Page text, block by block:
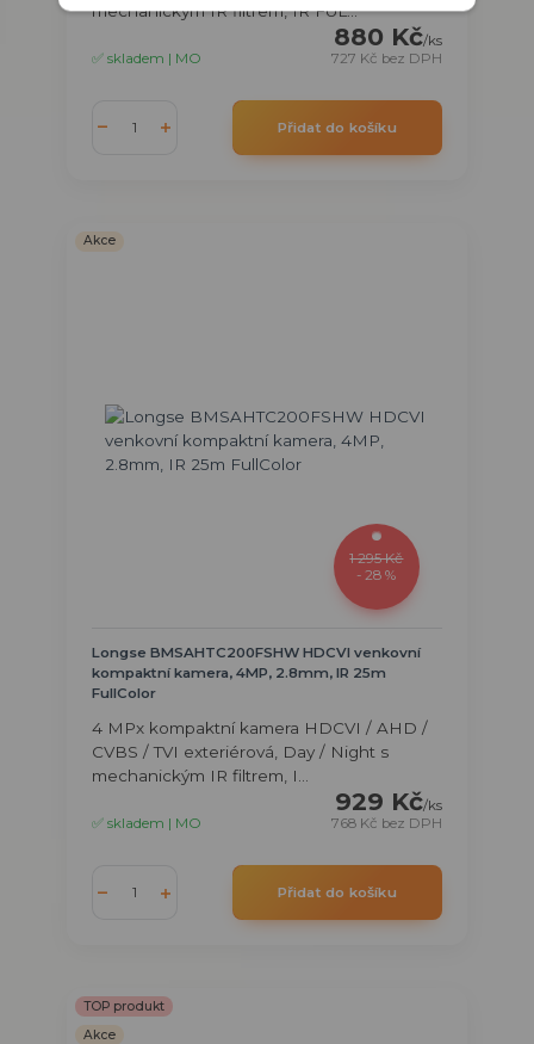
mechanickým IR filtrem, IR FUL...
880 Kč/ks
727 Kč bez DPH
✅ skladem | MO
Přidat do košíku
Akce
1 295 Kč
- 28 %
Longse BMSAHTC200FSHW HDCVI venkovní
kompaktní kamera, 4MP, 2.8mm, IR 25m
FullColor
4 MPx kompaktní kamera HDCVI / AHD /
CVBS / TVI exteriérová, Day / Night s
mechanickým IR filtrem, I...
929 Kč/ks
768 Kč bez DPH
✅ skladem | MO
Přidat do košíku
TOP produkt
Akce